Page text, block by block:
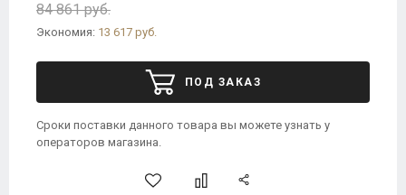
84 861 руб.
Экономия: 13 617 руб.
ПОД ЗАКАЗ
Сроки поставки данного товара вы можете узнать у
операторов магазина.